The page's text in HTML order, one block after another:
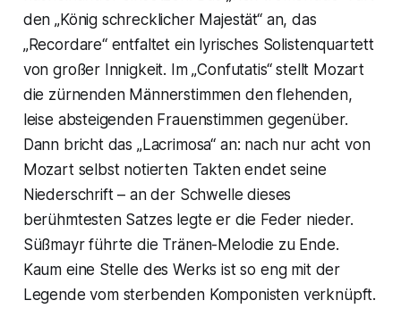
den „König schrecklicher Majestät“ an, das
„Recordare“ entfaltet ein lyrisches Solistenquartett
von großer Innigkeit. Im „Confutatis“ stellt Mozart
die zürnenden Männerstimmen den flehenden,
leise absteigenden Frauenstimmen gegenüber.
Dann bricht das „Lacrimosa“ an: nach nur acht von
Mozart selbst notierten Takten endet seine
Niederschrift – an der Schwelle dieses
berühmtesten Satzes legte er die Feder nieder.
Süßmayr führte die Tränen-Melodie zu Ende.
Kaum eine Stelle des Werks ist so eng mit der
Legende vom sterbenden Komponisten verknüpft.